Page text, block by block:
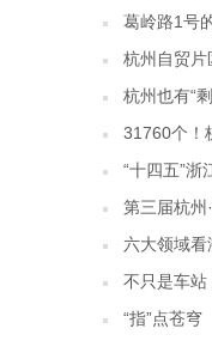
葛岭路1号
杭州自贸片
杭州也有“
31760个！
“十四五”浙
第三届杭州
六大领域看
不只是车站
“指”点苍穹